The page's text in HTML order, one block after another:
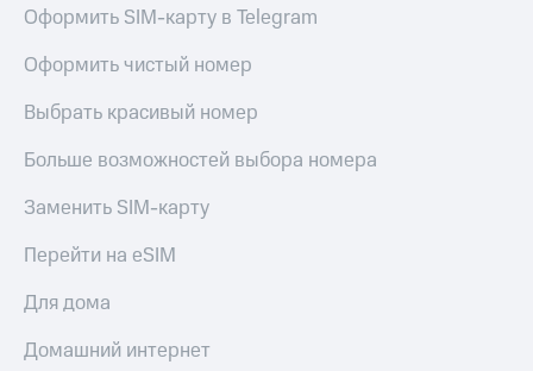
Оформить SIM-карту в Telegram
Оформить чистый номер
Выбрать красивый номер
Больше возможностей выбора номера
Заменить SIM-карту
Перейти на eSIM
Для дома
Домашний интернет